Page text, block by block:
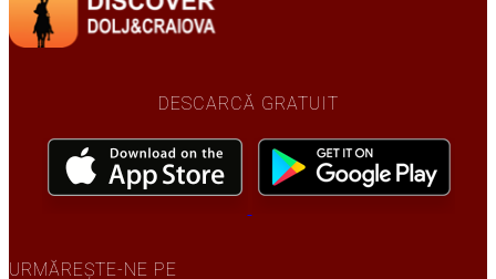
DESCARCĂ GRATUIT
URMĂREȘTE-NE PE